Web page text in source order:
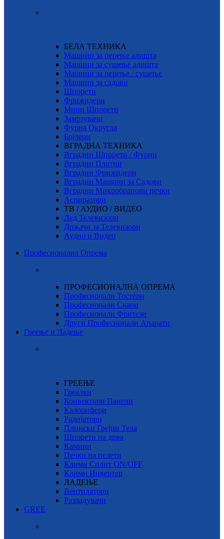
БЕЛА ТЕХНИКА
Машини за перење алишта
Машини за сушење алишта
Машини за перење / сушење
Машини за садови
Шпорети
Фрижидери
Мини Шпорети
Замрзувачи
Фурна Округла
Бојлери
ВГРАДНА ТЕХНИКА
Вградни Шпорети / Фурни
Вградни Плотни
Вградни Фрижидери
Вградни Машини за Садови
Вградни Микробранови печки
Аспиратори
ТВ / АУДИО / ВИДЕО
Лед Телевизори
Држачи за Телевизори
Аудио и Видео
Професионална Опрема
ПРОФЕСИОНАЛНА ОПРЕМА
Професионали Тостери
Професионали Скари
Професионали Фритези
Други Професионали Апарати
Греење и Ладење
ГРЕЕЊЕ
Греалки
Конвектори Панели
Калорифери
Радијатори
Плински Грејни Тела
Шпорети на дрва
Камини
Печки на пелети
Клими Сплит ON/OFF
Клими Инвертер
ЛАДЕЊЕ
Вентилатори
Разладувачи
GREE